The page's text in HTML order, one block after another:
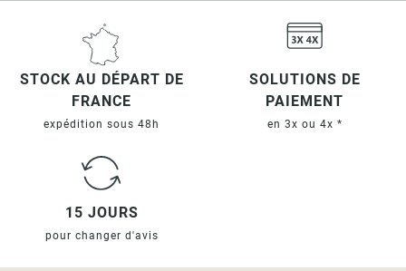
STOCK AU DÉPART DE
FRANCE
expédition sous 48h
SOLUTIONS DE
PAIEMENT
en 3x ou 4x *
15 JOURS
pour changer d'avis